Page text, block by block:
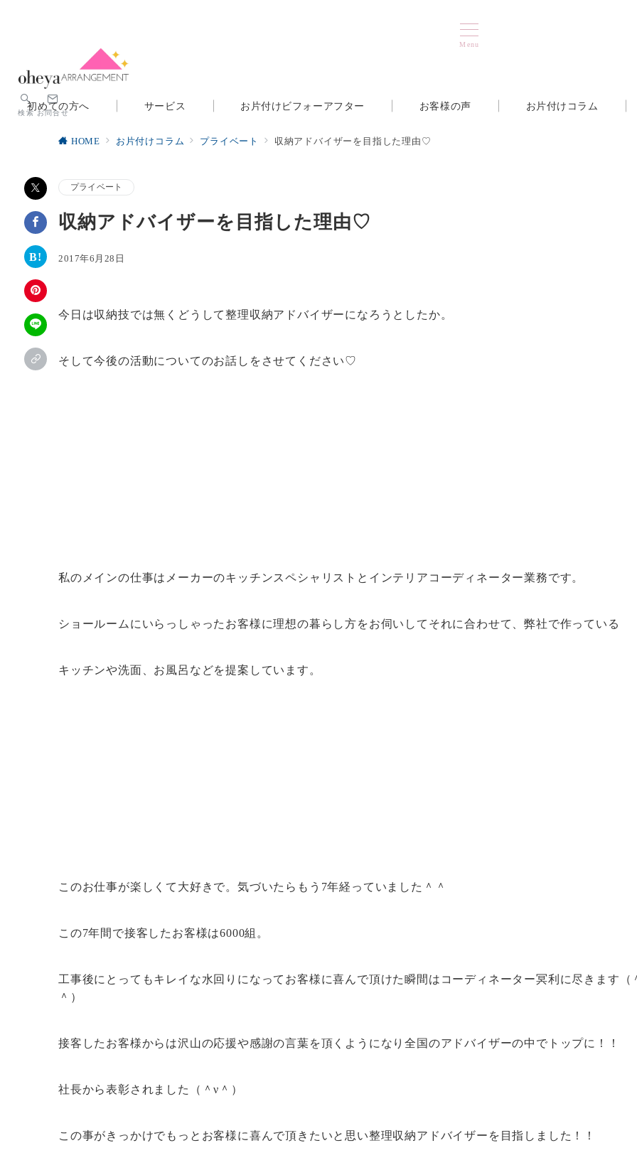
Menu
検索 お問合せ
初めての方へ サービス お片付けビフォーアフター お客様の声 お片付けコラム
HOME お片付けコラム プライベート 収納アドバイザーを目指した理由♡
プライベート
収納アドバイザーを目指した理由♡
2017年6月28日
今日は収納技では無くどうして整理収納アドバイザーになろうとしたか。
そして今後の活動についてのお話しをさせてください♡
私のメインの仕事はメーカーのキッチンスペシャリストとインテリアコーディネーター業務です。
ショールームにいらっしゃったお客様に理想の暮らし方をお伺いしてそれに合わせて、弊社で作っている
キッチンや洗面、お風呂などを提案しています。
このお仕事が楽しくて大好きで。気づいたらもう7年経っていました＾＾
この7年間で接客したお客様は6000組。
工事後にとってもキレイな水回りになってお客様に喜んで頂けた瞬間はコーディネーター冥利に尽きます（
＾）
接客したお客様からは沢山の応援や感謝の言葉を頂くようになり全国のアドバイザーの中でトップに！！
社長から表彰されました（＾ν＾）
この事がきっかけでもっとお客様に喜んで頂きたいと思い整理収納アドバイザーを目指しました！！